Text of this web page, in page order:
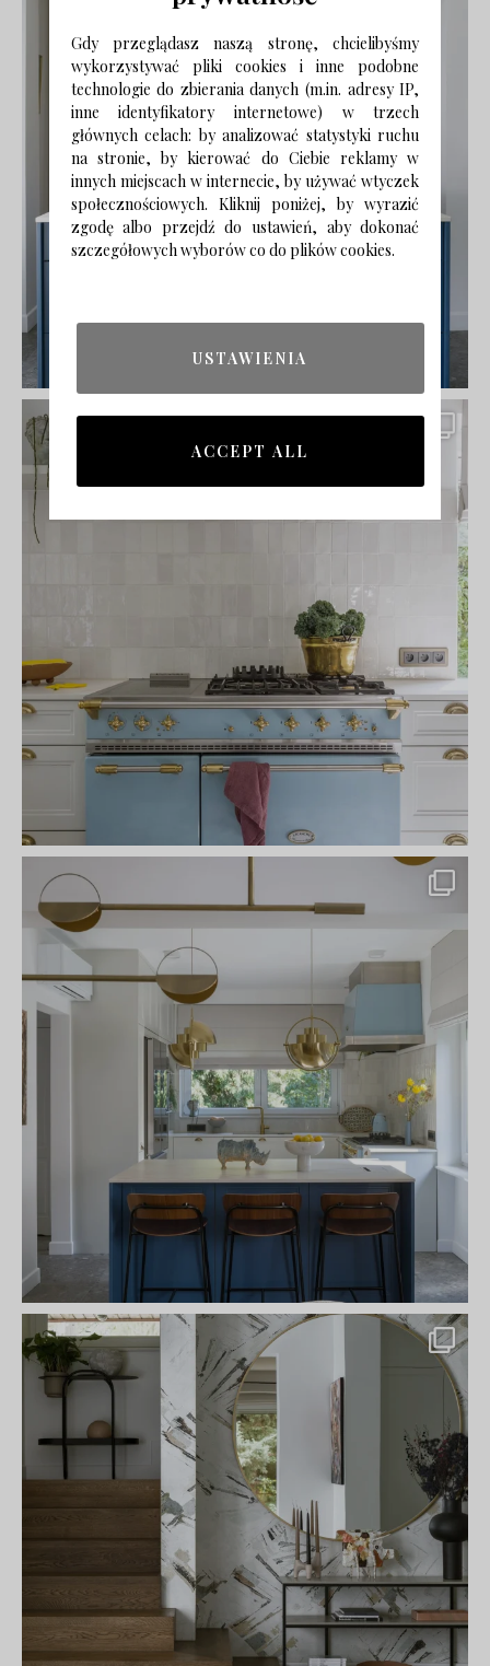
Gdy przeglądasz naszą stronę, chcielibyśmy
wykorzystywać pliki cookies i inne podobne
technologie do zbierania danych (m.in. adresy IP,
inne identyfikatory internetowe) w trzech
głównych celach: by analizować statystyki ruchu
na stronie, by kierować do Ciebie reklamy w
innych miejscach w internecie, by używać wtyczek
społecznościowych. Kliknij poniżej, by wyrazić
zgodę albo przejdź do ustawień, aby dokonać
szczegółowych wyborów co do plików cookies.
USTAWIENIA
ACCEPT ALL